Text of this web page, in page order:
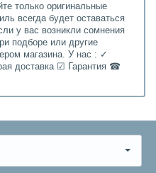
только оригинальные
всегда будет оставаться
у вас возникли сомнения
подборе или другие
магазина. У нас : ✓
доставка ☑ Гарантия ☎